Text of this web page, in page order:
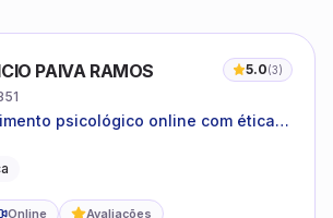
PAIVA RAMOS 5.0(3)
psicológico online com ética,
Online Avaliações